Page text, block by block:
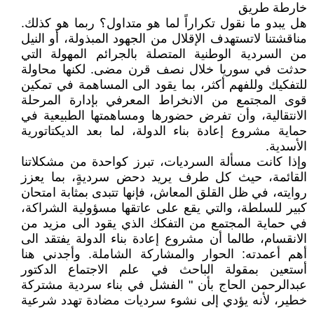
خارطة طريق
هل يبدو ما نقول تكراراً لما هو متداول؟ ربما هو كذلك.
مناقشتنا لاتستهدف الإقلال من الجهود المبذولة، أو النيل
من السردية الوطنية المتصلة بالجرائم المهولة التي
حدثت في سوريا خلال نصف قرن مضى. لكنها محاولة
للتفكيك وللفهم أكثر، بما يقود الى المساهمة في تمكين
قوى المجتمع من الانخراط المعرفي بإدارة المرحلة
الانتقالية، وأن تفرض حضورها ومساهمتها الطبيعية في
حماية مشروع إعادة بناء الدولة، لما بعد الديكتاتورية
الأسدية.
وإذا كانت مسألة السرديات، تبرز كواحدة من مشكلاتنا
القائمة، حيث كل طرف يريد دحض سرديةٍ، بما يعزز
روايته، في ظل القلق المعاش، فإنها تتبدى بمثابة امتحان
كبير للسلطة، والتي يقع على عاتقها مسؤولية الشراكة،
في حماية المجتمع من التفكك الذي يقود الى مزيد من
الانقسام، طالما أن مشروع إعادة بناء الدولة يفتقد الى
أهم أعمدته: الحوار والمشاركة الشاملة. وأجدني هنا
أستعين بمقولة الباحث في علم الاجتماع الدكتور
عبدالرحمن الحاج بأن " الفشل في بناء سردية مشتركة
خطير، لأنه يؤدي إلى نشوء سرديات مضادة تهدد شرعية